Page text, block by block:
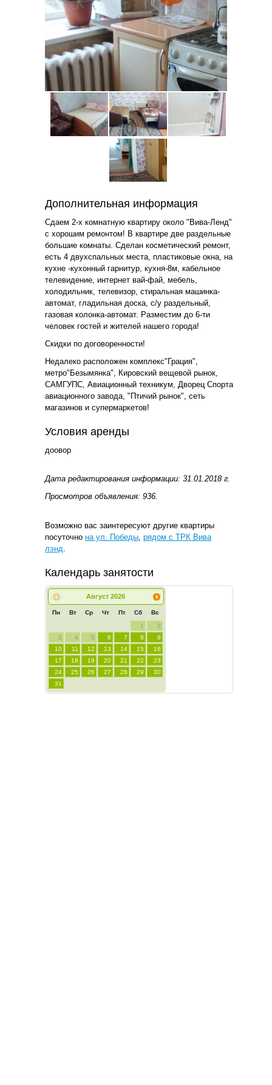
Дополнительная информация
Сдаем 2-х комнатную квартиру около "Вива-Ленд"
с хорошим ремонтом! В квартире две раздельные
большие комнаты. Сделан косметический ремонт,
есть 4 двухспальных места, пластиковые окна, на
кухне -кухонный гарнитур, кухня-8м, кабельное
телевидение, интернет вай-фай, мебель,
холодильник, телевизор, стиральная машинка-
автомат, гладильная доска, с/у раздельный,
газовая колонка-автомат. Разместим до 6-ти
человек гостей и жителей нашего города!
Скидки по договоренности!
Недалеко расположен комплекс"Грация",
метро"Безымянка", Кировский вещевой рынок,
САМГУПС, Авиационный техникум, Дворец Спорта
авиационного завода, "Птичий рынок", сеть
магазинов и супермаркетов!
Условия аренды
доовор
Дата редактирования информации: 31.01.2018 г.
Просмотров объявления: 936.
Возможно вас заинтересуют другие квартиры
посуточно на ул. Победы рядом с ТРК Вива
лэнд
Календарь занятости
Август 2026
Пн Вт Ср Чт Пт Сб Вс
1
2
3
4 5 6 7 8
9
10
11 12 13 14 15
16
17
18 19 20 21 22
23
24
25 26 27 28 29
30
31